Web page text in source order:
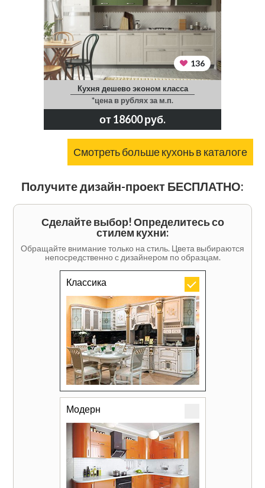
136
Кухня дешево эконом класса
*цена в рублях за м.п.
от 18600 руб.
Смотреть больше кухонь в каталоге
Получите дизайн-проект БЕСПЛАТНО:
Сделайте выбор! Определитесь со
стилем кухни:
Обращайте внимание только на стиль. Цвета выбираются
непосредственно с дизайнером по образцам.
Классика
Модерн